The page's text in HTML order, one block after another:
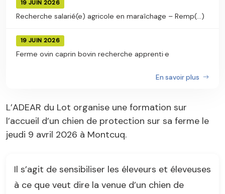
19 JUIN 2026
Recherche salarié(e) agricole en maraîchage – Remp(...)
19 JUIN 2026
Ferme ovin caprin bovin recherche apprenti·e
En savoir plus
L’ADEAR du Lot organise une formation sur
l’accueil d’un chien de protection sur sa ferme le
jeudi 9 avril 2026 à Montcuq.
Il s’agit de sensibiliser les éleveurs et éleveuses
à ce que veut dire la venue d’un chien de